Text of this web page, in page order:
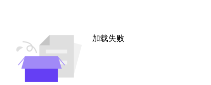
加载失败